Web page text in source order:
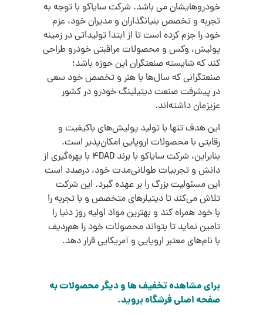
خودروهایشان می باشد. شرکت سایاکو با توجه به
تجربه و تخصص بنیانگذاران و مدیران خود، عزم
خود را جزم کرده است تا از ابتدا تولیداتی در زمینه
پولیش، وکس و محصولات مراقبتی خودرو طراحی
کند که شایسته صنعتگران این حوزه باشد؛
صنعتگرانی که سال‌ها با هنر و تخصص خود سعی
در پیشرفت صنعت دیتیلینگ خودرو در کشور
عزیزمان داشته‌اند.
این هدف تنها با تولید پولیش‌های باکیفیت و
رقابتی با محصولات اروپایی امکان‌پذیر است.
بنابراین، شرکت سایاکو با برند 4DAD با بهره‌گیری از
دانش و تجربیات طولانی‌مدت خود، درصدد است
این مسئولیت بزرگ را بر عهده گیرد. این شرکت
تلاش می‌کند تا دیتیلرهای متخصص و با تجربه را
با خود همراه کند و بهترین مواد اولیه روز دنیا را
تامین نماید تا بتواند محصولات خود را هم‌ردیف
با نام‌های معتبر اروپایی و آمریکایی قرار دهد.
برای مشاهده تخفیف ها و دیگر محصولات به
صفحه اصلی فرشگاه بروید.